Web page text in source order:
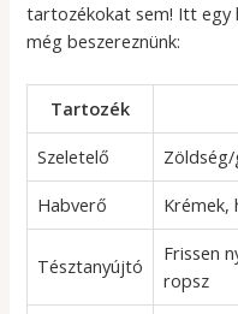
tartozékokat sem! Itt
még beszereznünk:
Tartozék
Szeletelő
Habverő
Krémek,
Tésztanyújtó
Frissen
ropsz